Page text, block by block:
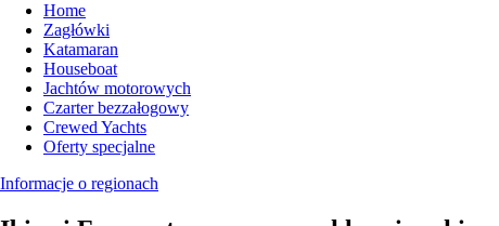
Home
Zagłówki
Katamaran
Houseboat
Jachtów motorowych
Czarter bezzałogowy
Crewed Yachts
Oferty specjalne
Informacje o regionach